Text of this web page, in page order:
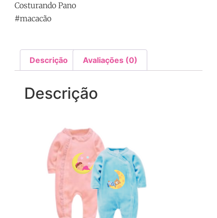
Costurando Pano
#macacão
Descrição Avaliações (0)
Descrição